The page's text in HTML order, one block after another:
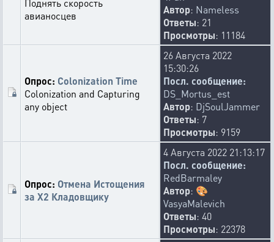
Поднять скорость
авианосцев
Автор: Nameless
Ответы: 21
Просмотры: 11184
Опрос: Colonization Time
Colonization and Capturing
any object
26 Августа 2022
15:30:26
Посл. сообщение:
DS_Mortus_est
Автор: DjSoulJammer
Ответы: 7
Просмотры: 9159
Опрос: Отмена Истощения
за Х2 Кладовщику
4 Августа 2022 21:13:17
Посл. сообщение:
RedBarmaley
Автор: 🎨
VasyaMalevich
Ответы: 40
Просмотры: 22378